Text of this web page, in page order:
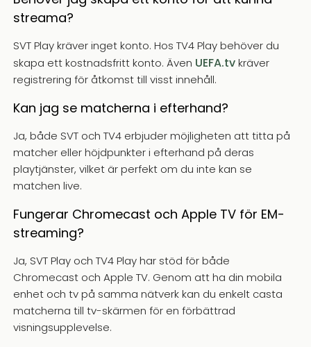
streama?
SVT Play kräver inget konto. Hos TV4 Play behöver du
skapa ett kostnadsfritt konto. Även UEFA.tvkräver
registrering för åtkomst till visst innehåll.
Kan jag se matcherna i efterhand?
Ja, både SVT och TV4 erbjuder möjligheten att titta på
matcher eller höjdpunkter i efterhand på deras
playtjänster, vilket är perfekt om du inte kan se
matchen live.
Fungerar Chromecast och Apple TV för EM-
streaming?
Ja, SVT Play och TV4 Play har stöd för både
Chromecast och Apple TV. Genom att ha din mobila
enhet och tv på samma nätverk kan du enkelt casta
matcherna till tv-skärmen för en förbättrad
visningsupplevelse.